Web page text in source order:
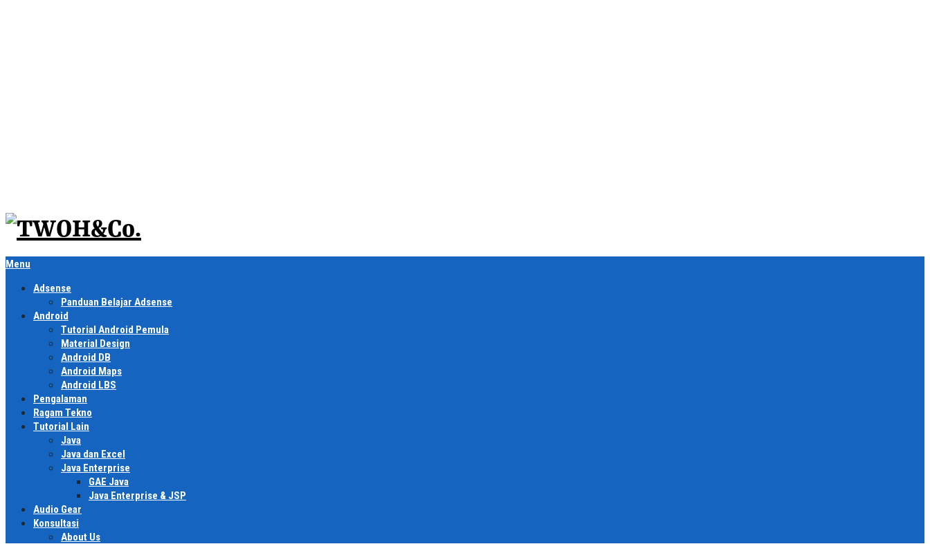
Menu
Adsense
Panduan Belajar Adsense
Android
Tutorial Android Pemula
Material Design
Android DB
Android Maps
Android LBS
Pengalaman
Ragam Tekno
Tutorial Lain
Java
Java dan Excel
Java Enterprise
GAE Java
Java Enterprise & JSP
Audio Gear
Konsultasi
About Us